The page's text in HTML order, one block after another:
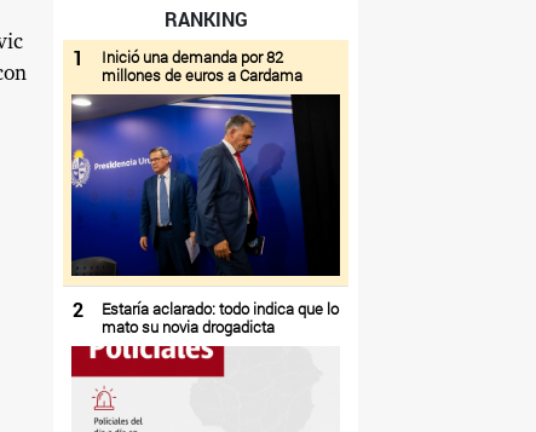
RANKING
1
Inició una demanda por 82
millones de euros a Cardama
2
Estaría aclarado: todo indica que lo
mato su novia drogadicta